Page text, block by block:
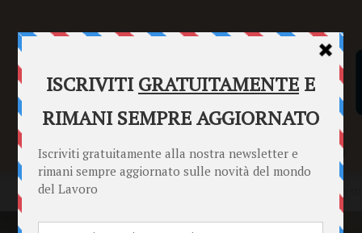
SENTENZE FORMULARI PUNTO INFORMAZIONI
Home News Missioni archeologiche: logistica, pianificazione e